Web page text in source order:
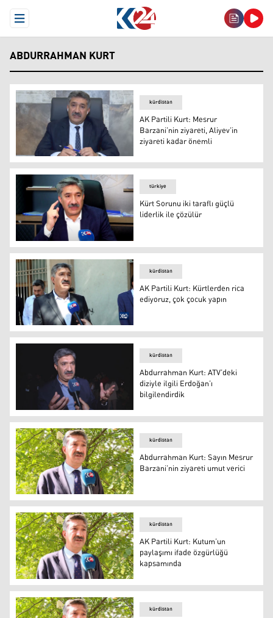
Open Menu
ABDURRAHMAN KURT
AK Partili Kurt: Mesrur Barzani’nin ziyareti, Aliyev’in
kürdistan
AK Partili Kurt: Mesrur
Barzani’nin ziyareti, Aliyev’in
ziyareti kadar önemli
Kürt Sorunu iki taraflı güçlü liderlik ile çözülür
türkiye
Kürt Sorunu iki taraflı güçlü
liderlik ile çözülür
AK Partili Kurt: Kürtlerden rica ediyoruz, çok çocuk
kürdistan
AK Partili Kurt: Kürtlerden rica
ediyoruz, çok çocuk yapın
Abdurrahman Kurt: ATV’deki diziyle ilgili Erdoğan’ı
kürdistan
Abdurrahman Kurt: ATV’deki
diziyle ilgili Erdoğan’ı
bilgilendirdik
Abdurrahman Kurt
kürdistan
Abdurrahman Kurt: Sayın Mesrur
Barzani’nin ziyareti umut verici
Abdurrahman Kurt
kürdistan
AK Partili Kurt: Kutum’un
paylaşımı ifade özgürlüğü
kapsamında
kürdistan